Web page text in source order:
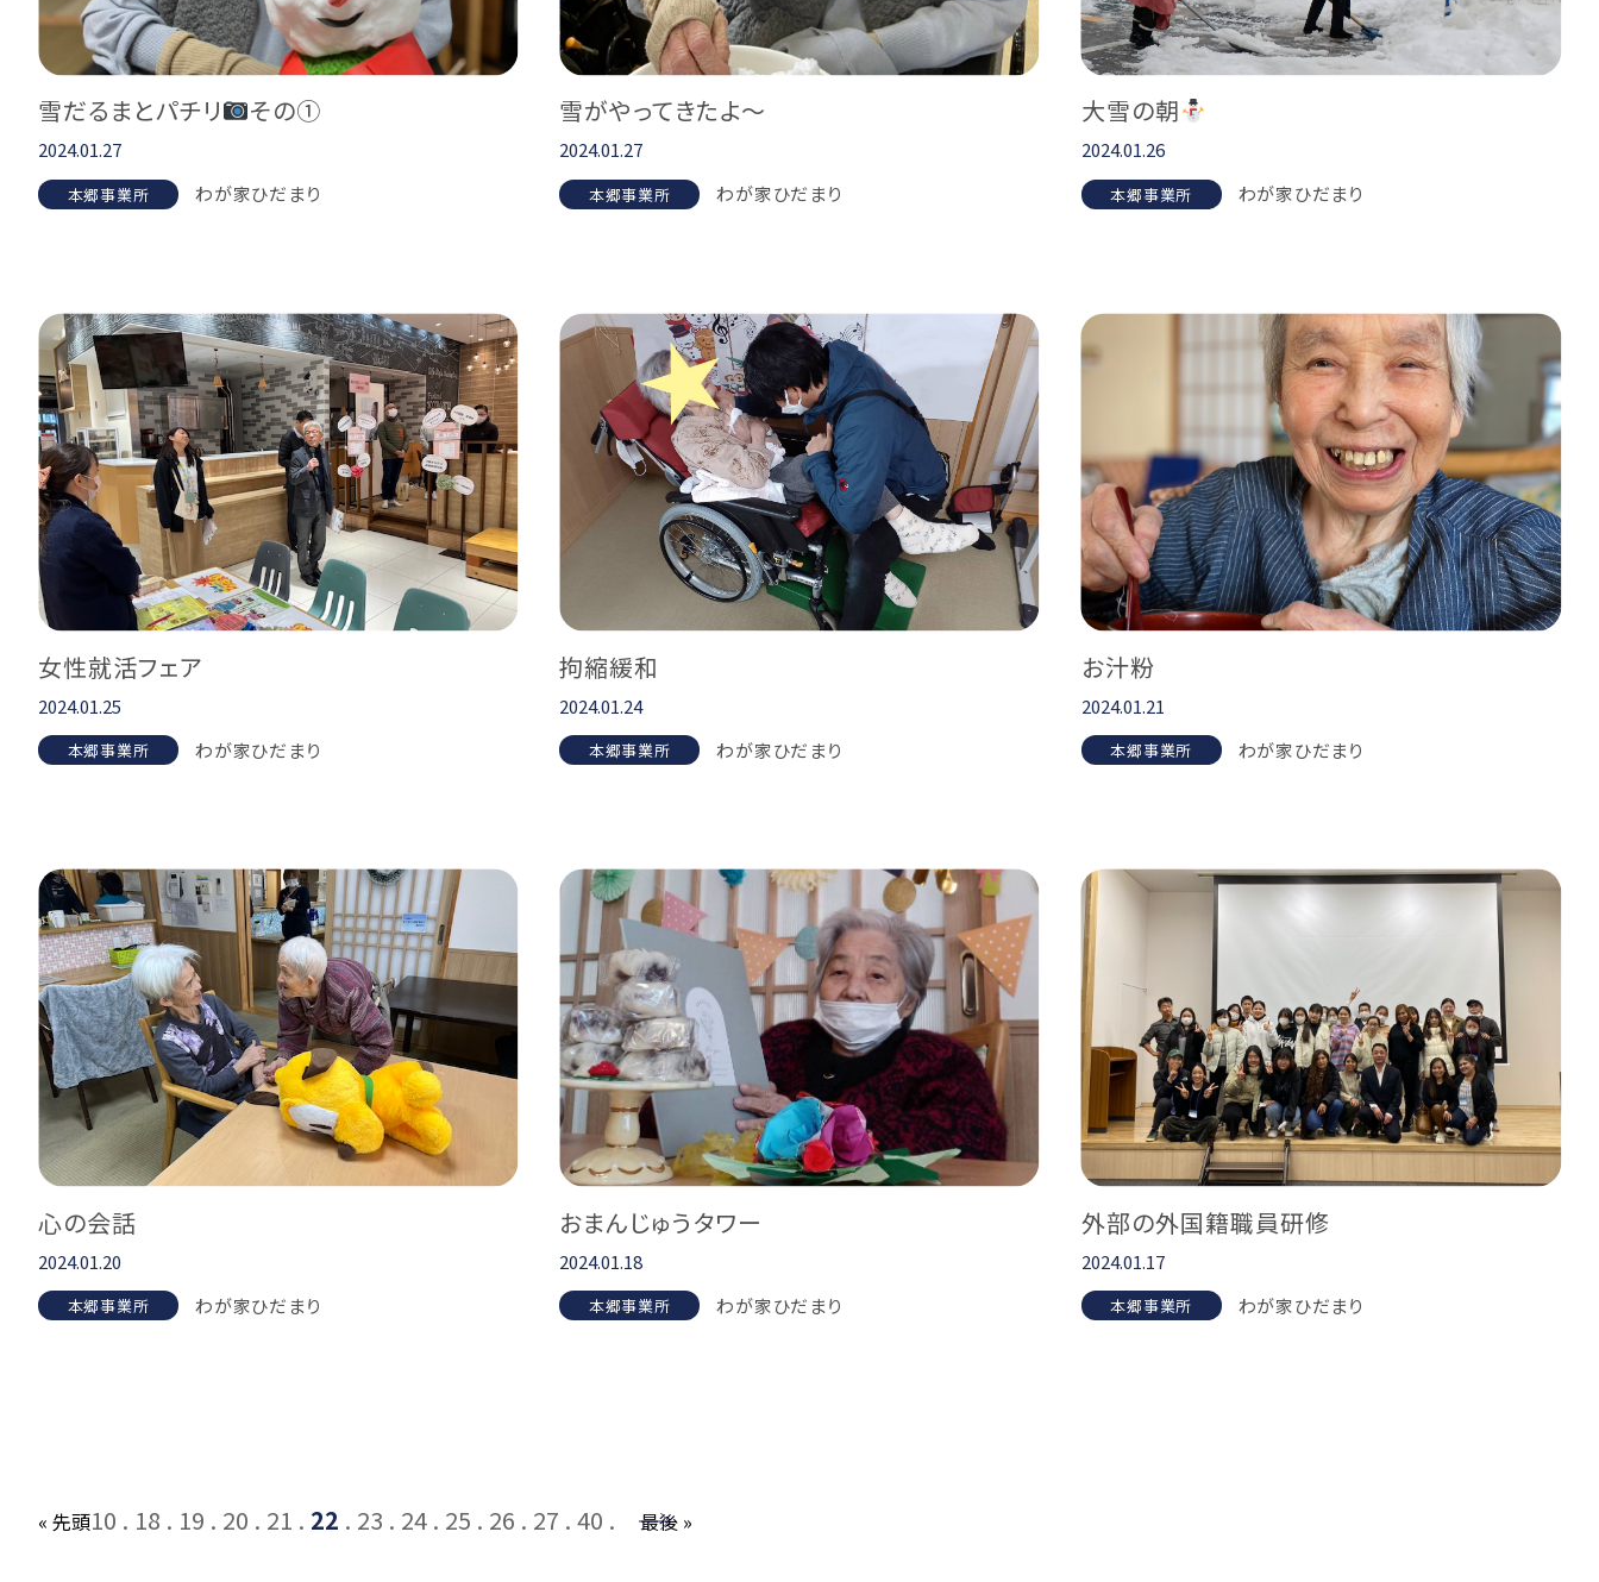
雪だるまとパチリ その①
2024.01.27
本郷事業所 わが家ひだまり
雪がやってきたよ～
2024.01.27
本郷事業所 わが家ひだまり
大雪の朝
2024.01.26
本郷事業所 わが家ひだまり
女性就活フェア
2024.01.25
本郷事業所 わが家ひだまり
拘縮緩和
2024.01.24
本郷事業所 わが家ひだまり
お汁粉
2024.01.21
本郷事業所 わが家ひだまり
心の会話
2024.01.20
本郷事業所 わが家ひだまり
おまんじゅうタワー
2024.01.18
本郷事業所 わが家ひだまり
外部の外国籍職員研修
2024.01.17
本郷事業所 わが家ひだまり
« 先頭10 18 19 20 21 22 23 24 25 26 27 40 →最後 »